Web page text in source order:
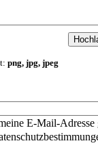
png, jpg, jpeg
E-Mail-